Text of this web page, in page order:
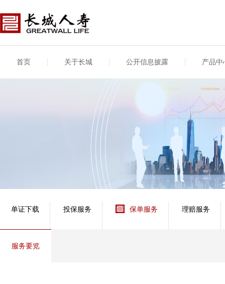
首页 关于长城
媒体报道
公司公告
7·8全国保险公众宣传
公开信息披露
年度社会责任信息
偿付能力
资金运用
新型产品
个人短期健康保险
意外险业务经营情况
分红险产品红利实现
保单贷款利率
产品中
单证下载 投保服务 保单服务
服务要览
理赔服务